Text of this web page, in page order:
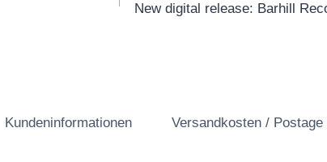
New digital release: Barhill
Kundeninformationen Versandkosten / Postage